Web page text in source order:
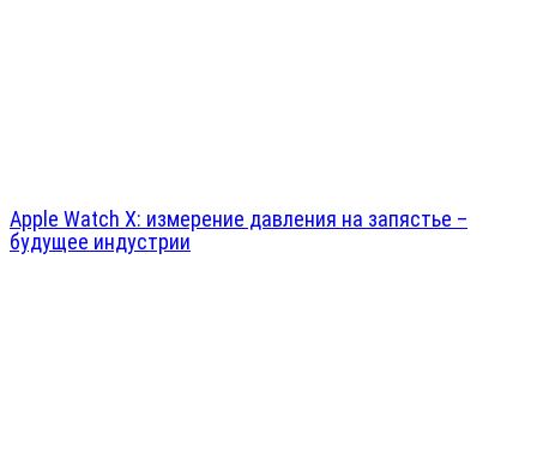
Apple Watch X: измерение давления на запястье –
будущее индустрии